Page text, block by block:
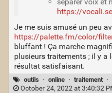
https://
Je me suis amusé un peu
https://palette.fm/color/
bluffant ! Ça marche
plusieurs traitements ; il y a
résultat satisfaisant.
outils · online · traitement ·
October 24, 2022 at 3:40:32